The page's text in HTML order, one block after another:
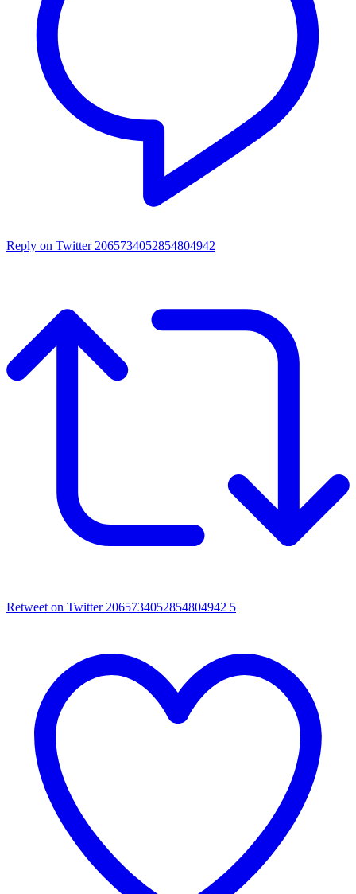
Reply on Twitter 2065734052854804942
Retweet on Twitter 2065734052854804942 5